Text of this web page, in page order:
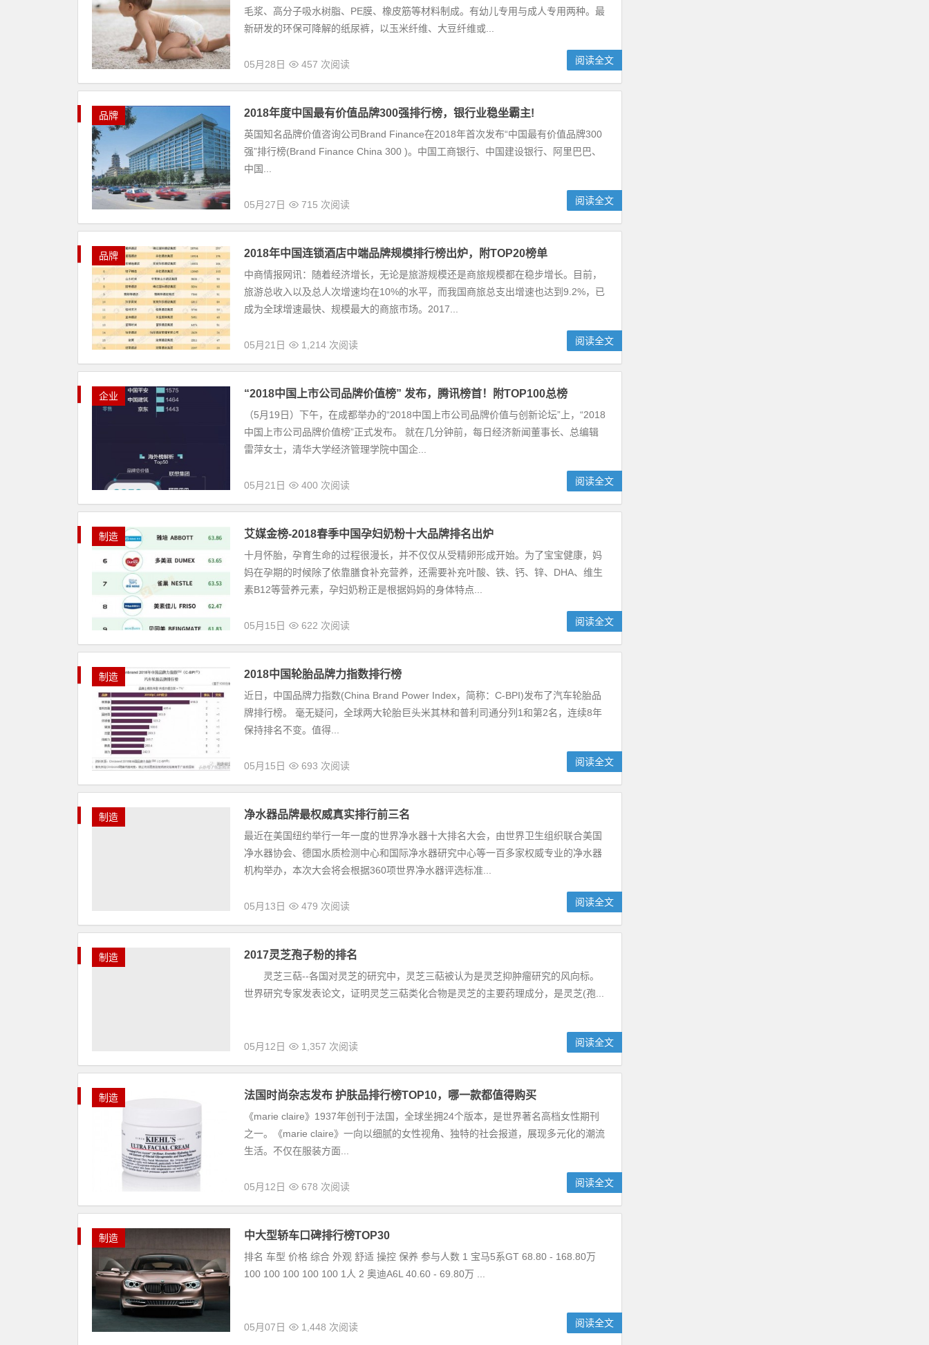
毛浆、高分子吸水树脂、PE膜、橡皮筋等材料制成。有幼儿专用与成人专用两种。最
新研发的环保可降解的纸尿裤，以玉米纤维、大豆纤维或...
05月28日 457 次阅读 阅读全文
品牌 2018年度中国最有价值品牌300强排行榜，银行业稳坐霸主!
英国知名品牌价值咨询公司Brand Finance在2018年首次发布“中国最有价值品牌300
强”排行榜(Brand Finance China 300 )。中国工商银行、中国建设银行、阿里巴巴、
中国...
05月27日 715 次阅读 阅读全文
品牌 2018年中国连锁酒店中端品牌规模排行榜出炉，附TOP20榜单
中商情报网讯：随着经济增长，无论是旅游规模还是商旅规模都在稳步增长。目前，
旅游总收入以及总人次增速均在10%的水平，而我国商旅总支出增速也达到9.2%，已
成为全球增速最快、规模最大的商旅市场。2017...
05月21日 1,214 次阅读 阅读全文
企业 “2018中国上市公司品牌价值榜” 发布，腾讯榜首！附TOP100总榜
（5月19日）下午，在成都举办的“2018中国上市公司品牌价值与创新论坛”上，“2018
中国上市公司品牌价值榜”正式发布。 就在几分钟前，每日经济新闻董事长、总编辑
雷萍女士，清华大学经济管理学院中国企...
05月21日 400 次阅读 阅读全文
制造 艾媒金榜-2018春季中国孕妇奶粉十大品牌排名出炉
十月怀胎，孕育生命的过程很漫长，并不仅仅从受精卵形成开始。为了宝宝健康，妈
妈在孕期的时候除了依靠膳食补充营养，还需要补充叶酸、铁、钙、锌、DHA、维生
素B12等营养元素，孕妇奶粉正是根据妈妈的身体特点...
05月15日 622 次阅读 阅读全文
制造 2018中国轮胎品牌力指数排行榜
近日，中国品牌力指数(China Brand Power Index，简称：C-BPI)发布了汽车轮胎品
牌排行榜。 毫无疑问，全球两大轮胎巨头米其林和普利司通分列1和第2名，连续8年
保持排名不变。值得...
05月15日 693 次阅读 阅读全文
制造 净水器品牌最权威真实排行前三名
最近在美国纽约举行一年一度的世界净水器十大排名大会，由世界卫生组织联合美国
净水器协会、德国水质检测中心和国际净水器研究中心等一百多家权威专业的净水器
机构举办，本次大会将会根据360项世界净水器评选标准...
05月13日 479 次阅读 阅读全文
制造 2017灵芝孢子粉的排名
灵芝三萜--各国对灵芝的研究中，灵芝三萜被认为是灵芝抑肿瘤研究的风向标。
世界研究专家发表论文，证明灵芝三萜类化合物是灵芝的主要药理成分，是灵芝(孢...
05月12日 1,357 次阅读 阅读全文
制造 法国时尚杂志发布 护肤品排行榜TOP10，哪一款都值得购买
《marie claire》1937年创刊于法国，全球坐拥24个版本，是世界著名高档女性期刊
之一。《marie claire》一向以细腻的女性视角、独特的社会报道，展现多元化的潮流
生活。不仅在服装方面...
05月12日 678 次阅读 阅读全文
制造 中大型轿车口碑排行榜TOP30
排名 车型 价格 综合 外观 舒适 操控 保养 参与人数 1 宝马5系GT 68.80 - 168.80万
100 100 100 100 100 1人 2 奥迪A6L 40.60 - 69.80万 ...
05月07日 1,448 次阅读 阅读全文